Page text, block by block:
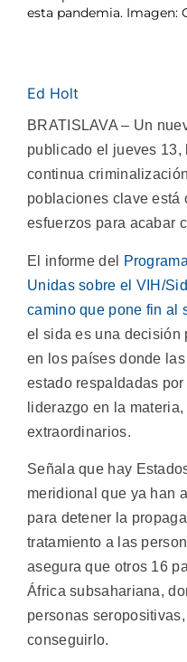
esta pandemia. Imagen:
Ed Holt
BRATISLAVA – Un
publicado el jueves 13,
continua
poblaciones clave está
esfuerzos para acabar
El informe del
Unidas sobre el VIH/
camino que pone fin al
el sida es una decisión
en los países donde
estado respaldadas
liderazgo en la
extraordinarios.
Señala que hay
meridional que ya han
para detener la
tratamiento a las
asegura que otros 16
África subsahariana,
personas
conseguirlo.